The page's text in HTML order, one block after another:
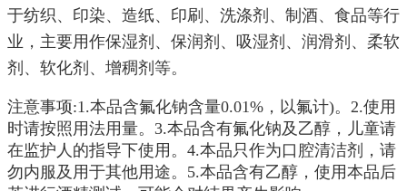
于纺织、印染、造纸、印刷、洗涤剂、制酒、食品等行
业，主要用作保湿剂、保润剂、吸湿剂、润滑剂、柔软
剂、软化剂、增稠剂等。
注意事项:1.本品含氟化钠含量0.01%，以氟计)。2.使用
时请按照用法用量。3.本品含有氟化钠及乙醇，儿童请
在监护人的指导下使用。4.本品只作为口腔清洁剂，请
勿内服及用于其他用途。5.本品含有乙醇，使用本品后